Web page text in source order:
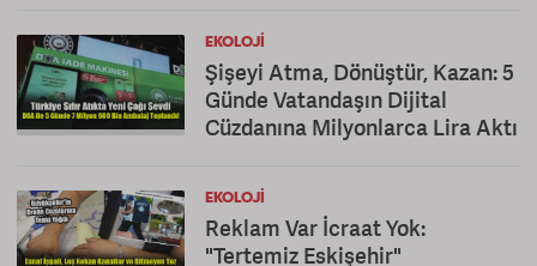
EKOLOJI
Şişeyi Atma, Dönüştür, Kazan: 5
Günde Vatandaşın Dijital
Cüzdanına Milyonlarca Lira Aktı
EKOLOJI
Reklam Var İcraat Yok:
"Tertemiz Eskişehir"